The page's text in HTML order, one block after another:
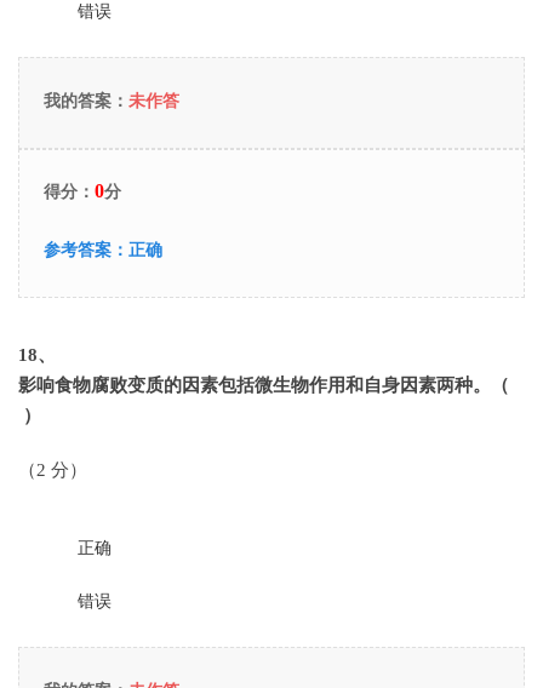
错误
我的答案： 未作答
得分： 0分
参考答案： 正确
18、
影响食物腐败变质的因素包括微生物作用和自身因素两种。（
）
（2 分）
正确
错误